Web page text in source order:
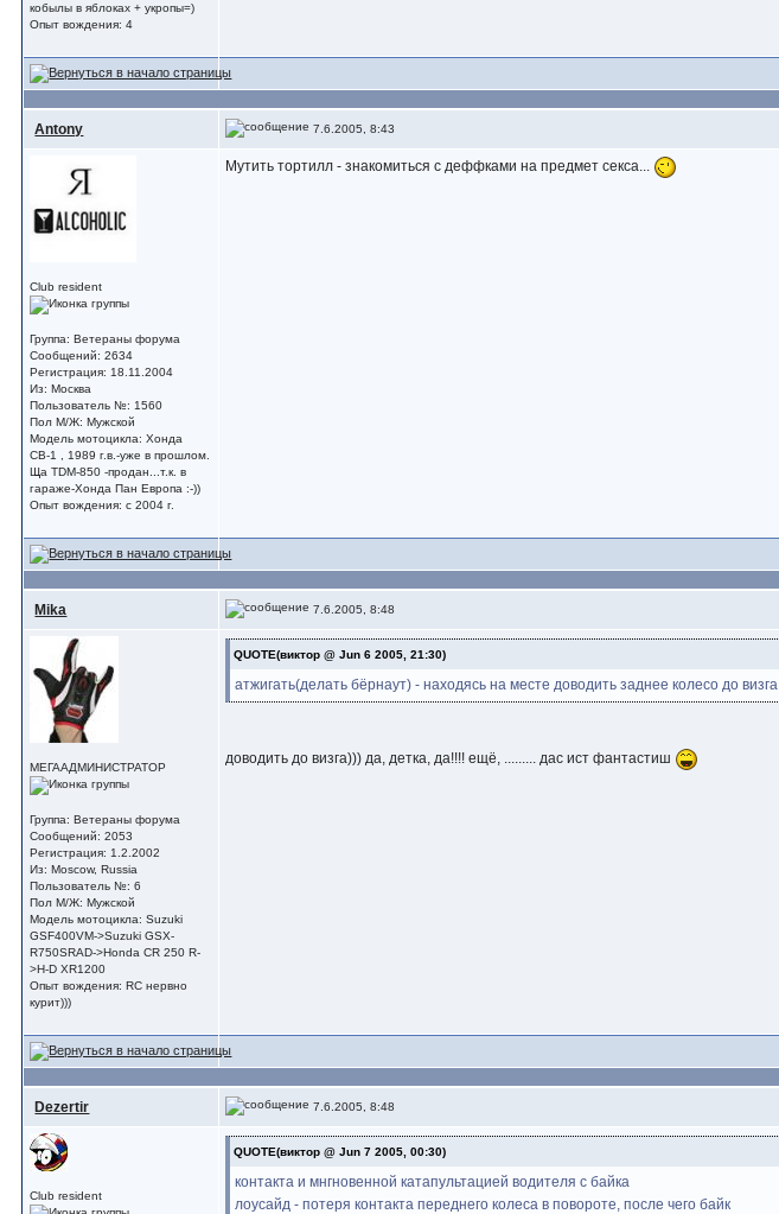
кобылы в яблоках + укропы=)
Опыт вождения: 4
Antony 7.6.2005, 8:43
Club resident
Группа: Ветераны форума
Сообщений: 2634
Регистрация: 18.11.2004
Из: Москва
Пользователь №: 1560
Пол М/Ж: Мужской
Модель мотоцикла: Хонда
СВ-1 , 1989 г.в.-уже в прошлом.
Ща TDM-850 -продан...т.к. в
гараже-Хонда Пан Европа :-))
Опыт вождения: с 2004 г.
Мутить тортилл - знакомиться с деффками на предмет секса...
Mika 7.6.2005, 8:48
МЕГААДМИНИСТРАТОР
Группа: Ветераны форума
Сообщений: 2053
Регистрация: 1.2.2002
Из: Moscow, Russia
Пользователь №: 6
Пол М/Ж: Мужской
Модель мотоцикла: Suzuki
GSF400VM->Suzuki GSX-
R750SRAD->Honda CR 250 R-
>H-D XR1200
Опыт вождения: RC нервно
курит)))
QUOTE(виктор @ Jun 6 2005, 21:30)
атжигать(делать бёрнаут) - находясь на месте доводить заднее колесо до визга
доводить до визга))) да, детка, да!!!! ещё, ......... дас ист фантастиш
Dezertir 7.6.2005, 8:48
Club resident
QUOTE(виктор @ Jun 7 2005, 00:30)
контакта и мнгновенной катапультацией водителя с байка
лоусайд - потеря контакта переднего колеса в повороте, после чего байк